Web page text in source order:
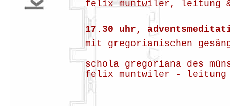
felix muntwiler, leitung
17.30 uhr,
mit gregorianischen
schola gregoriana des
felix muntwiler - leitung